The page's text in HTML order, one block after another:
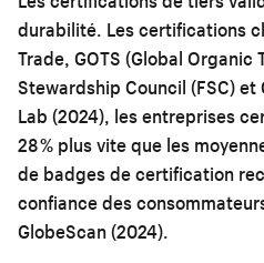
durabilité. Les certifications
Trade, GOTS (Global
Stewardship Council (FSC)
Lab (2024), les entreprises
28 % plus vite que les
de badges de certification
confiance des
GlobeScan (2024).